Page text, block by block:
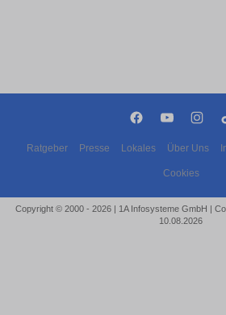
Ratgeber Presse Lokales Über Uns
Cookies
Copyright © 2000 - 2026 | 1A Infosysteme GmbH |
10.08.2026